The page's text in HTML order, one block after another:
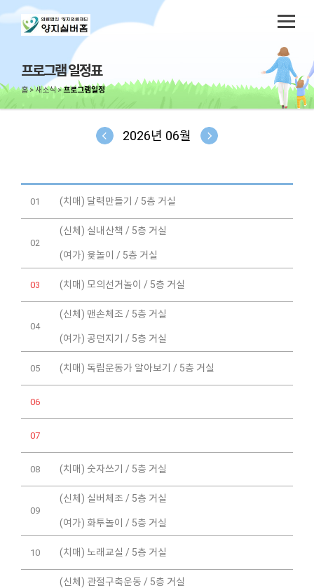
프로그램 일정표
홈 새소식 프로그램일정
2026년 06월
01 (치매) 달력만들기 / 5층 거실
02
(신체) 실내산책 / 5층 거실
(여가) 윷놀이 / 5층 거실
03 (치매) 모의선거놀이 / 5층 거실
04
(신체) 맨손체조 / 5층 거실
(여가) 공던지기 / 5층 거실
05 (치매) 독립운동가 알아보기 / 5층 거실
06
07
08 (치매) 숫자쓰기 / 5층 거실
09
(신체) 실버체조 / 5층 거실
(여가) 화투놀이 / 5층 거실
10 (치매) 노래교실 / 5층 거실
(신체) 관절구축운동 / 5층 거실